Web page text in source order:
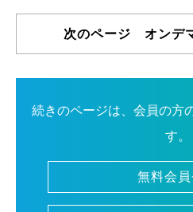
次のページ オンデ
続きのページは、会員の方
す。
無料会